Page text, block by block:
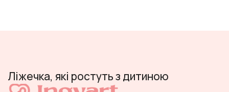
Ліжечка, які ростуть з дитиною